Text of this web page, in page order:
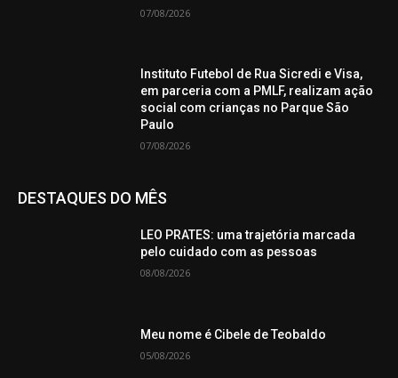
07/08/2026
Instituto Futebol de Rua Sicredi e Visa,
em parceria com a PMLF, realizam ação
social com crianças no Parque São
Paulo
07/08/2026
DESTAQUES DO MÊS
LEO PRATES: uma trajetória marcada
pelo cuidado com as pessoas
08/08/2026
Meu nome é Cibele de Teobaldo
05/08/2026